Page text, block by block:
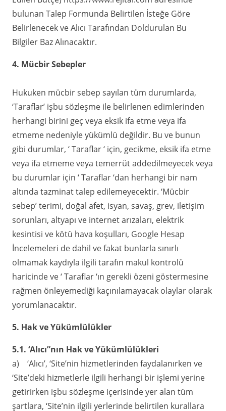
bulunan Talep Formunda Belirtilen İsteğe Göre
Belirlenecek ve Alıcı Tarafından Doldurulan Bu
Bilgiler Baz Alınacaktır.
4. Mücbir Sebepler
Hukuken mücbir sebep sayılan tüm durumlarda,
‘Taraflar’ işbu sözleşme ile belirlenen edimlerinden
herhangi birini geç veya eksik ifa etme veya ifa
etmeme nedeniyle yükümlü değildir. Bu ve bunun
gibi durumlar, ‘ Taraflar ‘ için, gecikme, eksik ifa etme
veya ifa etmeme veya temerrüt addedilmeyecek veya
bu durumlar için ‘ Taraflar ‘dan herhangi bir nam
altında tazminat talep edilemeyecektir. ‘Mücbir
sebep’ terimi, doğal afet, isyan, savaş, grev, iletişim
sorunları, altyapı ve internet arızaları, elektrik
kesintisi ve kötü hava koşulları, Google Hesap
İncelemeleri de dahil ve fakat bunlarla sınırlı
olmamak kaydıyla ilgili tarafın makul kontrolü
haricinde ve ‘ Taraflar ‘ın gerekli özeni göstermesine
rağmen önleyemediği kaçınılamayacak olaylar olarak
yorumlanacaktır.
5. Hak ve Yükümlülükler
5.1. ‘Alıcı”nın Hak ve Yükümlülükleri
a) ‘Alıcı’, ‘Site’nin hizmetlerinden faydalanırken ve
‘Site’deki hizmetlerle ilgili herhangi bir işlemi yerine
getirirken işbu sözleşme içerisinde yer alan tüm
şartlara, ‘Site’nin ilgili yerlerinde belirtilen kurallara